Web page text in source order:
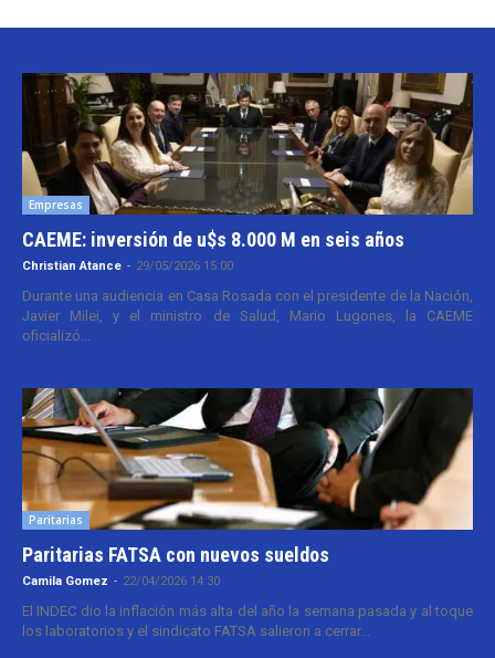
Empresas
CAEME: inversión de u$s 8.000 M en seis años
Christian Atance - 29/05/2026 15:00
Durante una audiencia en Casa Rosada con el presidente de la Nación,
Javier Milei, y el ministro de Salud, Mario Lugones, la CAEME
oficializó...
Paritarias
Paritarias FATSA con nuevos sueldos
Camila Gomez - 22/04/2026 14:30
El INDEC dio la inflación más alta del año la semana pasada y al toque
los laboratorios y el sindicato FATSA salieron a cerrar...